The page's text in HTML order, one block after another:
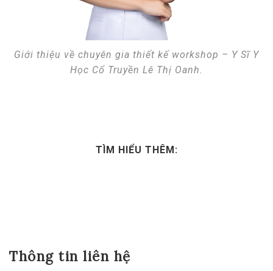
Giới thiệu về chuyên gia thiết kế workshop – Y Sĩ Y
Học Cổ Truyền Lê Thị Oanh.
TÌM HIỂU THÊM:
Thông tin liên hệ